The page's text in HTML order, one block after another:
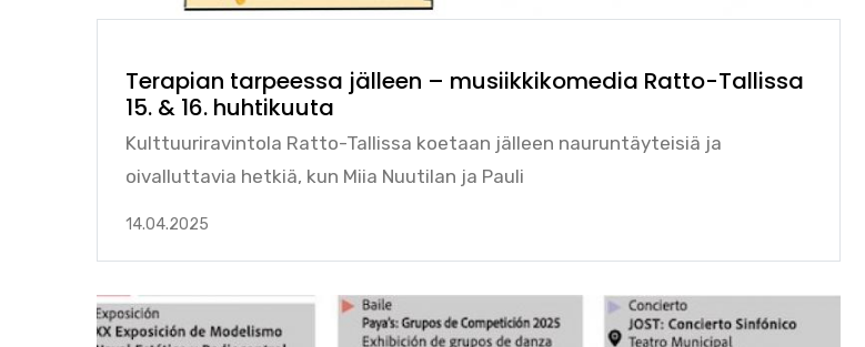
Terapian tarpeessa jälleen – musiikkikomedia Ratto-Tallissa
15. & 16. huhtikuuta
Kulttuuriravintola Ratto-Tallissa koetaan jälleen nauruntäyteisiä ja
oivalluttavia hetkiä, kun Miia Nuutilan ja Pauli
14.04.2025